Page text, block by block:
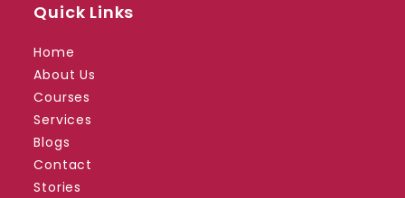
Quick Links
Home
About Us
Courses
Services
Blogs
Contact
Stories